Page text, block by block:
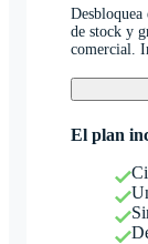
Desbloquea
de stock y
comercial.
El plan